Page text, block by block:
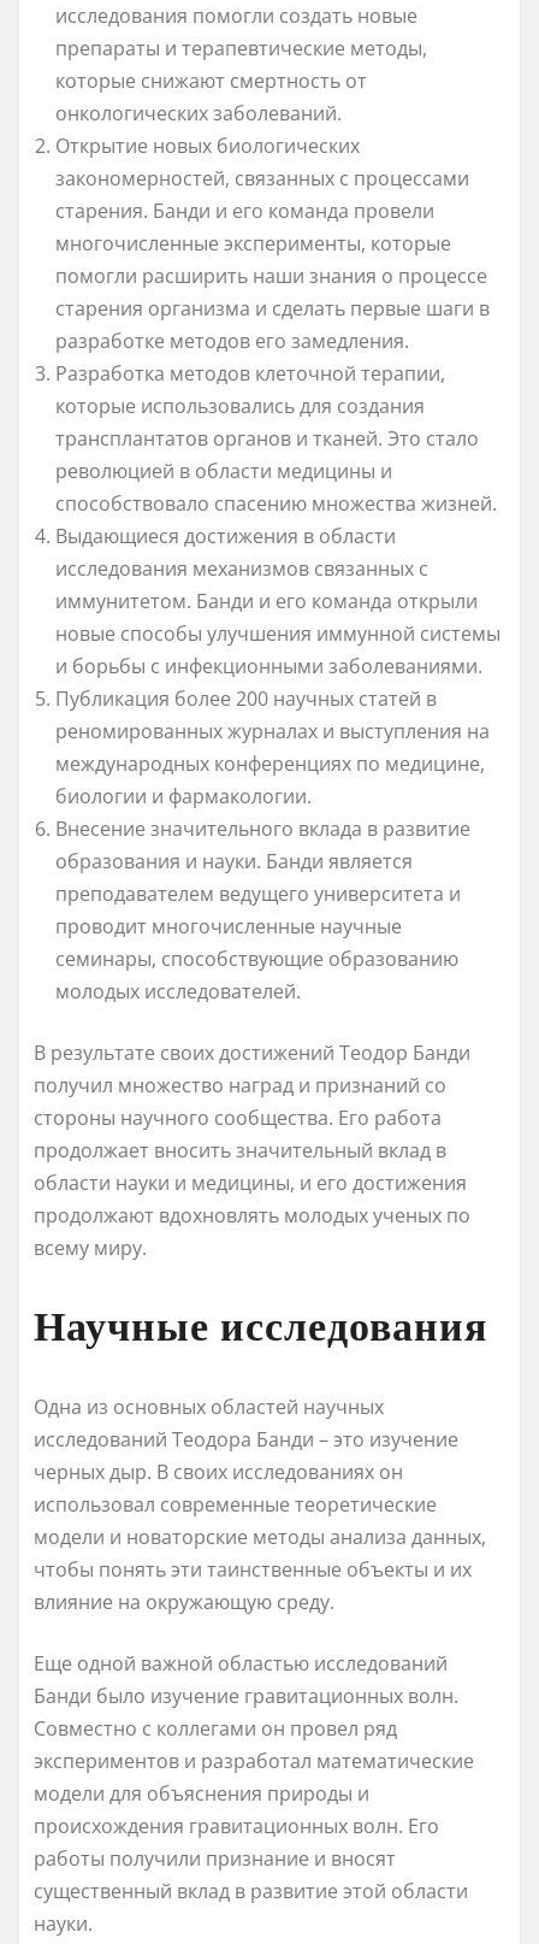
исследования помогли создать новые
препараты и терапевтические методы,
которые снижают смертность от
онкологических заболеваний.
Открытие новых биологических
закономерностей, связанных с процессами
старения. Банди и его команда провели
многочисленные эксперименты, которые
помогли расширить наши знания о процессе
старения организма и сделать первые шаги в
разработке методов его замедления.
Разработка методов клеточной терапии,
которые использовались для создания
трансплантатов органов и тканей. Это стало
революцией в области медицины и
способствовало спасению множества жизней.
Выдающиеся достижения в области
исследования механизмов связанных с
иммунитетом. Банди и его команда открыли
новые способы улучшения иммунной системы
и борьбы с инфекционными заболеваниями.
Публикация более 200 научных статей в
реномированных журналах и выступления на
международных конференциях по медицине,
биологии и фармакологии.
Внесение значительного вклада в развитие
образования и науки. Банди является
преподавателем ведущего университета и
проводит многочисленные научные
семинары, способствующие образованию
молодых исследователей.
В результате своих достижений Теодор Банди
получил множество наград и признаний со
стороны научного сообщества. Его работа
продолжает вносить значительный вклад в
области науки и медицины, и его достижения
продолжают вдохновлять молодых ученых по
всему миру.
Научные исследования
Одна из основных областей научных
исследований Теодора Банди – это изучение
черных дыр. В своих исследованиях он
использовал современные теоретические
модели и новаторские методы анализа данных,
чтобы понять эти таинственные объекты и их
влияние на окружающую среду.
Еще одной важной областью исследований
Банди было изучение гравитационных волн.
Совместно с коллегами он провел ряд
экспериментов и разработал математические
модели для объяснения природы и
происхождения гравитационных волн. Его
работы получили признание и вносят
существенный вклад в развитие этой области
науки.